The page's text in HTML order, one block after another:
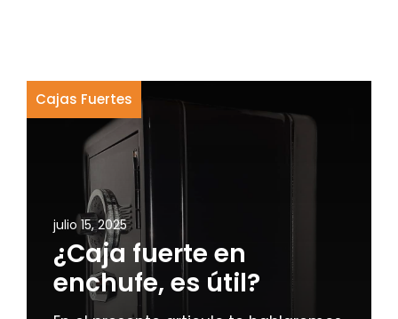
Cajas Fuertes
julio 15, 2025
¿Caja fuerte en
enchufe, es útil?